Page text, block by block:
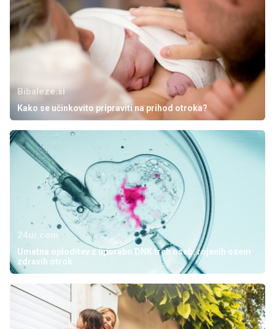
Bibaleze.si
Kako se učinkovito pripraviti na prihod otroka?
24ur.com
Umetna oploditev z uporabo DNK treh oseb: rojenih osem
zdravih otrok